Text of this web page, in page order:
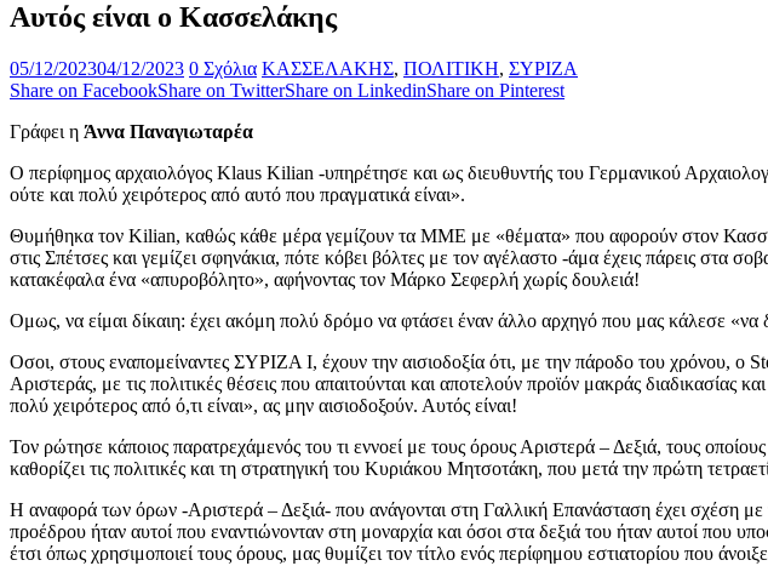
Αυτός είναι ο Κασσελάκης
05/12/202304/12/2023 0 Σχόλια ΚΑΣΣΕΛΑΚΗΣ, ΠΟΛΙΤΙΚΗ, ΣΥΡΙΖΑ
Share on FacebookShare on TwitterShare on LinkedinShare on Pinterest
Γράφει η Άννα Παναγιωταρέα
Ο περίφημος αρχαιολόγος Klaus Kilian -υπηρέτησε και ως διευθυντής του Γερμανικού
ούτε και πολύ χειρότερος από αυτό που πραγματικά είναι».
Θυμήθηκα τον Kilian, καθώς κάθε μέρα γεμίζουν τα ΜΜΕ με «θέματα» που αφορούν στον
στις Σπέτσες και γεμίζει σφηνάκια, πότε κόβει βόλτες με τον αγέλαστο -άμα έχεις πάρεις στα
κατακέφαλα ένα «απυροβόλητο», αφήνοντας τον Μάρκο Σεφερλή χωρίς δουλειά!
Ομως, να είμαι δίκαιη: έχει ακόμη πολύ δρόμο να φτάσει έναν άλλο αρχηγό που μας κάλεσε
Οσοι, στους εναπομείναντες ΣΥΡΙΖΑ Ι, έχουν την αισιοδοξία ότι, με την πάροδο του χρόνου,
Αριστεράς, με τις πολιτικές θέσεις που απαιτούνται και αποτελούν προϊόν μακράς
πολύ χειρότερος από ό,τι είναι», ας μην αισιοδοξούν. Αυτός είναι!
Τον ρώτησε κάποιος παρατρεχάμενός του τι εννοεί με τους όρους Αριστερά – Δεξιά, τους
καθορίζει τις πολιτικές και τη στρατηγική του Κυριάκου Μητσοτάκη, που μετά την πρώτη
Η αναφορά των όρων -Αριστερά – Δεξιά- που ανάγονται στη Γαλλική Επανάσταση έχει σχέση
προέδρου ήταν αυτοί που εναντιώνονταν στη μοναρχία και όσοι στα δεξιά του ήταν αυτοί που
έτσι όπως χρησιμοποιεί τους όρους, μας θυμίζει τον τίτλο ενός περίφημου εστιατορίου που